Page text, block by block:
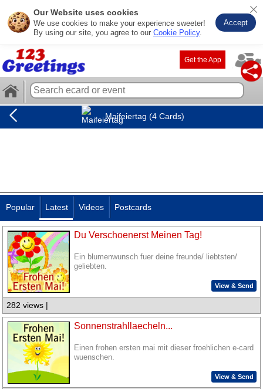
Our Website uses cookies
We use cookies to make your experience sweeter!
By using our site, you agree to our Cookie Policy.
Accept
Get the App
Maifeiertag (4 Cards)
Popular Latest Videos Postcards
Du Verschoenerst Meinen Tag!
Ein blumenwunsch fuer deine freunde/ liebtsten/
geliebten.
View & Send
282 views |
Sonnenstrahllaecheln...
Einen frohen ersten mai mit dieser froehlichen e-card
wuenschen.
View & Send